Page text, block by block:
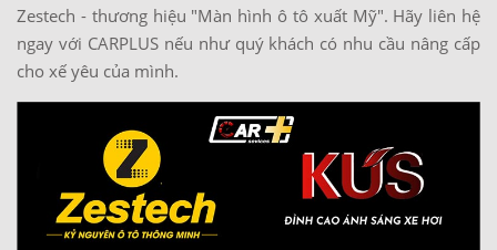
Zestech - thương hiệu "Màn hình ô tô xuất Mỹ". Hãy liên hệ
ngay với CARPLUS nếu như quý khách có nhu cầu nâng cấp
cho xế yêu của mình.